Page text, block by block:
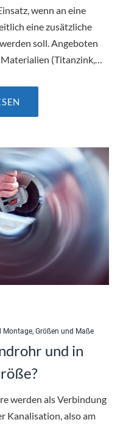
wenn an eine
eine zusätzliche
soll. Angeboten
(Titanzink,…
Montage, Größen und Maße
und in
werden als Verbindung
Kanalisation, also am